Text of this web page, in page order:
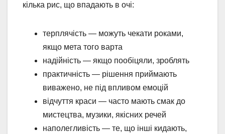
кілька рис, що впадають в очі:
терплячість — можуть чекати роками,
якщо мета того варта
надійність — якщо пообіцяли, зроблять
практичність — рішення приймають
виважено, не під впливом емоцій
відчуття краси — часто мають смак до
мистецтва, музики, якісних речей
наполегливість — те, що інші кидають,